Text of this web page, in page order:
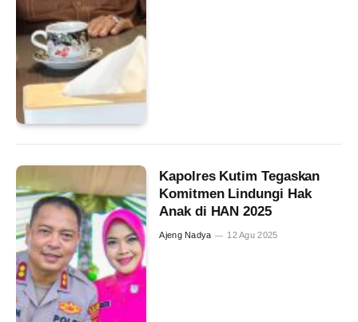
Kapolres Kutim Tegaskan
Komitmen Lindungi Hak
Anak di HAN 2025
Ajeng Nadya 12 Agu 2025